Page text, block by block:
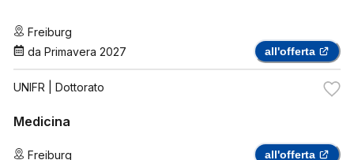
Freiburg
da Primavera 2027 all'offerta
UNIFR | Dottorato
Medicina
Freiburg all'offerta